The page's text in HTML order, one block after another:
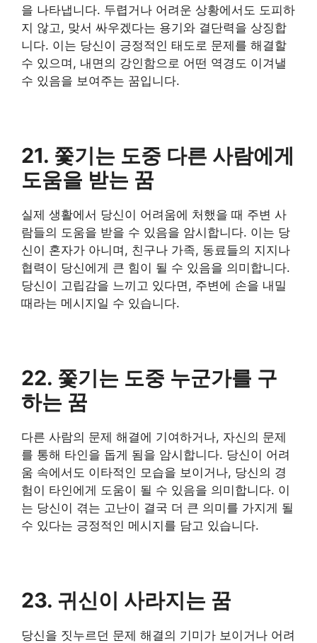
을 나타냅니다. 두렵거나 어려운 상황에서도 도피하
지 않고, 맞서 싸우겠다는 용기와 결단력을 상징합
니다. 이는 당신이 긍정적인 태도로 문제를 해결할
수 있으며, 내면의 강인함으로 어떤 역경도 이겨낼
수 있음을 보여주는 꿈입니다.
21. 쫓기는 도중 다른 사람에게
도움을 받는 꿈
실제 생활에서 당신이 어려움에 처했을 때 주변 사
람들의 도움을 받을 수 있음을 암시합니다. 이는 당
신이 혼자가 아니며, 친구나 가족, 동료들의 지지나
협력이 당신에게 큰 힘이 될 수 있음을 의미합니다.
당신이 고립감을 느끼고 있다면, 주변에 손을 내밀
때라는 메시지일 수 있습니다.
22. 쫓기는 도중 누군가를 구
하는 꿈
다른 사람의 문제 해결에 기여하거나, 자신의 문제
를 통해 타인을 돕게 됨을 암시합니다. 당신이 어려
움 속에서도 이타적인 모습을 보이거나, 당신의 경
험이 타인에게 도움이 될 수 있음을 의미합니다. 이
는 당신이 겪는 고난이 결국 더 큰 의미를 가지게 될
수 있다는 긍정적인 메시지를 담고 있습니다.
23. 귀신이 사라지는 꿈
당신을 짓누르던 문제 해결의 기미가 보이거나 어려